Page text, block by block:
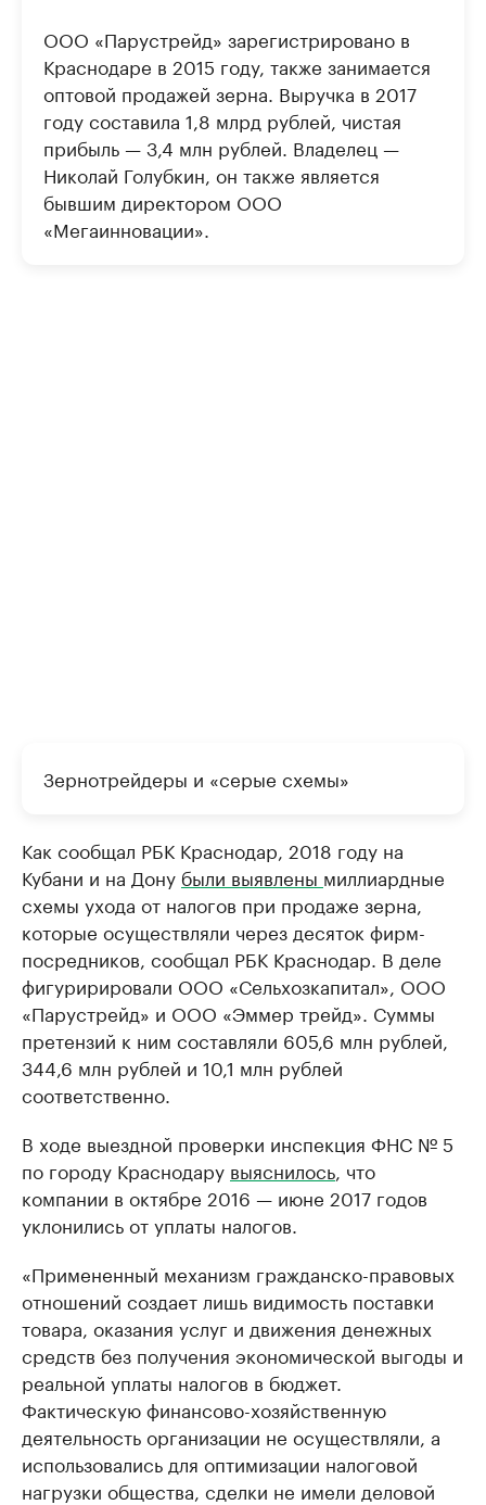
ООО «Парустрейд» зарегистрировано в
Краснодаре в 2015 году, также занимается
оптовой продажей зерна. Выручка в 2017
году составила 1,8 млрд рублей, чистая
прибыль — 3,4 млн рублей. Владелец —
Николай Голубкин, он также является
бывшим директором ООО
«Мегаинновации».
Зернотрейдеры и «серые схемы»
Как сообщал РБК Краснодар, 2018 году на
Кубани и на Дону были выявлены миллиардные
схемы ухода от налогов при продаже зерна,
которые осуществляли через десяток фирм-
посредников, сообщал РБК Краснодар. В деле
фигуририровали ООО «Сельхозкапитал», ООО
«Парустрейд» и ООО «Эммер трейд». Суммы
претензий к ним составляли 605,6 млн рублей,
344,6 млн рублей и 10,1 млн рублей
соответственно.
В ходе выездной проверки инспекция ФНС № 5
по городу Краснодару выяснилось , что
компании в октябре 2016 — июне 2017 годов
уклонились от уплаты налогов.
«Примененный механизм гражданско-правовых
отношений создает лишь видимость поставки
товара, оказания услуг и движения денежных
средств без получения экономической выгоды и
реальной уплаты налогов в бюджет.
Фактическую финансово-хозяйственную
деятельность организации не осуществляли, а
использовались для оптимизации налоговой
нагрузки общества, сделки не имели деловой